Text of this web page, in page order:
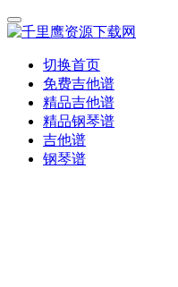
切换首页
免费吉他谱
精品吉他谱
精品钢琴谱
吉他谱
钢琴谱